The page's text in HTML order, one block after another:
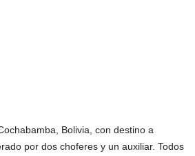
Bolivia, con destino a
por dos choferes y un auxiliar. Todos